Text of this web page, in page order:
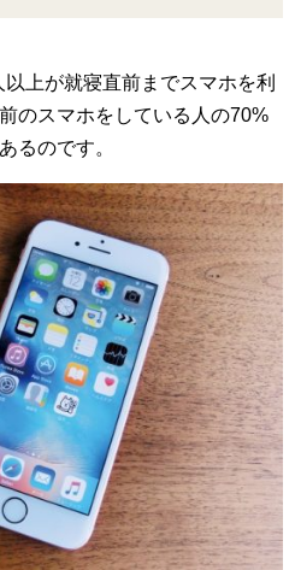
上が就寝直前までスマホを利
のスマホをしている人の70%
るのです。